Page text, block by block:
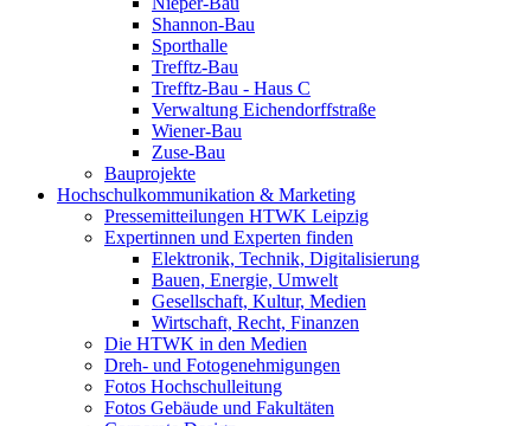
Shannon-Bau
Sporthalle
Trefftz-Bau
Trefftz-Bau - Haus C
Verwaltung Eichendorffstraße
Wiener-Bau
Zuse-Bau
Bauprojekte
Hochschulkommunikation & Marketing
Pressemitteilungen HTWK Leipzig
Expertinnen und Experten finden
Elektronik, Technik, Digitalisierung
Bauen, Energie, Umwelt
Gesellschaft, Kultur, Medien
Wirtschaft, Recht, Finanzen
Die HTWK in den Medien
Dreh- und Fotogenehmigungen
Fotos Hochschulleitung
Fotos Gebäude und Fakultäten